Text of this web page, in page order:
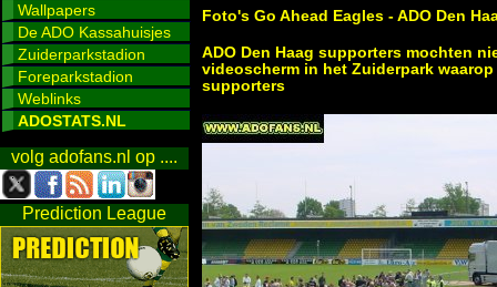
Wallpapers
De ADO Kassahuisjes
Zuiderparkstadion
Foreparkstadion
Weblinks
ADOSTATS.NL
volg adofans.nl op ....
Prediction League
Foto's Go Ahead Eagles - ADO Den
ADO Den Haag supporters mochten
videoscherm in het Zuiderpark
supporters